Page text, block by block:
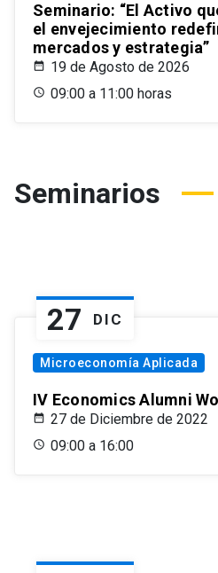
Seminario: “El Activo
el envejecimiento
mercados y estrategia”
19 de Agosto de 2026
09:00 a 11:00 horas
Seminarios
27 DIC
Microeconomía Aplicada
IV Economics Alumni
27 de Diciembre de 2022
09:00 a 16:00